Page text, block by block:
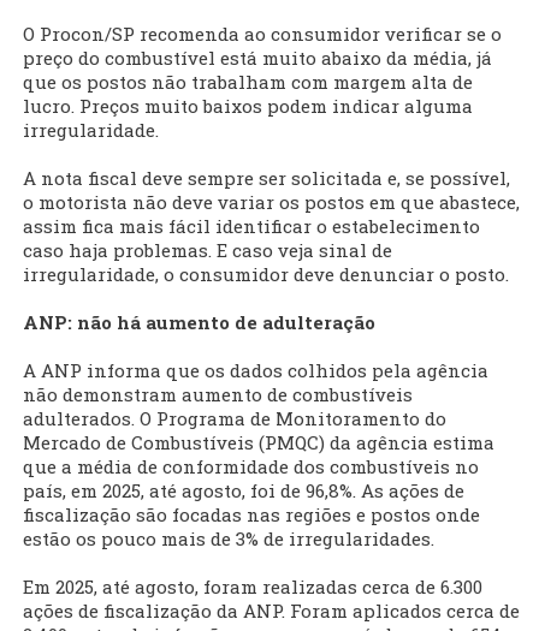
O Procon/SP recomenda ao consumidor verificar se o
preço do combustível está muito abaixo da média, já
que os postos não trabalham com margem alta de
lucro. Preços muito baixos podem indicar alguma
irregularidade.
A nota fiscal deve sempre ser solicitada e, se possível,
o motorista não deve variar os postos em que abastece,
assim fica mais fácil identificar o estabelecimento
caso haja problemas. E caso veja sinal de
irregularidade, o consumidor deve denunciar o posto.
ANP: não há aumento de adulteração
A ANP informa que os dados colhidos pela agência
não demonstram aumento de combustíveis
adulterados. O Programa de Monitoramento do
Mercado de Combustíveis (PMQC) da agência estima
que a média de conformidade dos combustíveis no
país, em 2025, até agosto, foi de 96,8%. As ações de
fiscalização são focadas nas regiões e postos onde
estão os pouco mais de 3% de irregularidades.
Em 2025, até agosto, foram realizadas cerca de 6.300
ações de fiscalização da ANP. Foram aplicados cerca de